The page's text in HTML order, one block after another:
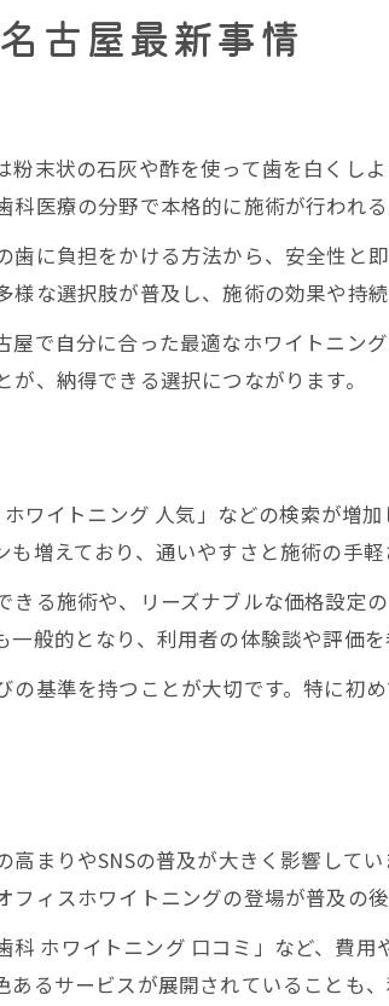
指す名古屋の施術背景
で白い歯が注目されるホワイトニング事
トニング一回で白くの名古屋体験談
イトニング技術と進化の流れ
ホワイトニング技術の進化と名古屋の現場
で体験できる最新ホワイトニング技術
ワイトニング名古屋での技術革新を分析
トニングの進化と名古屋の導入状況
ばれるホワイトニングの理由
でホワイトニングが選ばれる決め手とは
トニング名古屋で人気の理由を徹底解説
で安いホワイトニングが選ばれる背景
白くなる名古屋ホワイトニング体験の
トニング安全性の進化と名古屋での実践
ら現代までのホワイトニング技術史
重視のホワイトニングが名古屋で広が
で受けるホワイトニングの安心ポイント
ワイトニング名古屋の歴史と安全基準
古屋最新事情
末状の石灰や酢を使って歯を白くし
医療の分野で本格的に施術が行われる
に負担をかける方法から、安全性と
な選択肢が普及し、施術の効果や持続
で自分に合った最適なホワイトニン
、納得できる選択につながります。
ワイトニング 人気」などの検索が増
増えており、通いやすさと施術の手軽
る施術や、リーズナブルな価格設定
般的となり、利用者の体験談や評価を
基準を持つことが大切です。特に初
まりやSNSの普及が大きく影響して
ィスホワイトニングの登場が普及の後
ホワイトニング 口コミ」など、費
るサービスが展開されていることも